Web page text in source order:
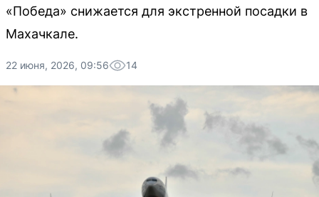
«Победа» снижается для экстренной посадки в
Махачкале.
22 июня, 2026, 09:56 14